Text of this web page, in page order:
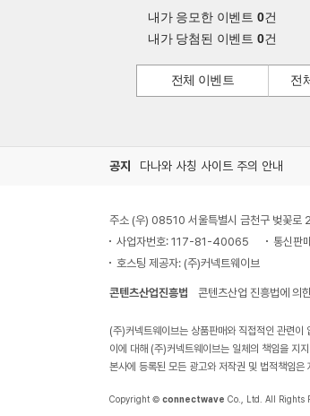
내가 응모한 이벤트 0건
내가 당첨된 이벤트 0건
전체 이벤트 전
공지 다나와 사칭 사이트 주의 안내
주소 (우) 08510 서울특별시 금천구 벚꽃로
사업자번호: 117-81-40065
통신판
호스팅 제공자: (주)커넥트웨이브
콘텐츠산업진흥법 콘텐츠산업 진흥법에 의
(주)커넥트웨이브는 상품판매와 직접적인 관련
이에 대해 (주)커넥트웨이브는 일체의 책임을 지
본사에 등록된 모든 광고와 저작권 및 법적책임
Copyright © connectwave Co., Ltd. All Rights